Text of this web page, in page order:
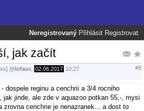
Neregistrovaný Přihlásit Registrovat
jak začít
@lofass 02.06.2017 10:27 #6
dospele reginu a cenchrii a 3/4 rocniho
jinde, ale zde v aquazoo potkan 55,-, mysi
zrovna cenchrie je nenazranek... a dost to